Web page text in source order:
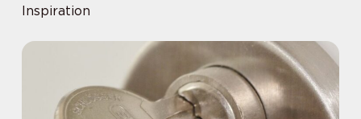
Inspiration